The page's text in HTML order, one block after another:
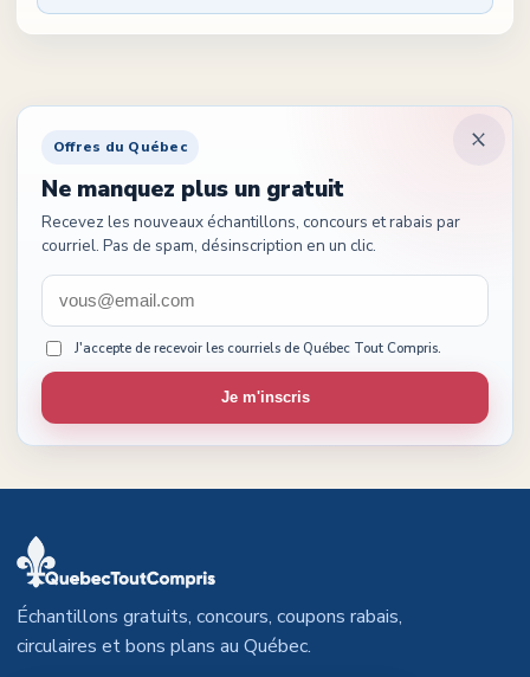
Offres du Québec
Ne manquez plus un gratuit
Recevez les nouveaux échantillons, concours et rabais par
courriel. Pas de spam, désinscription en un clic.
J'accepte de recevoir les courriels de Québec Tout Compris.
Je m'inscris
Échantillons gratuits, concours, coupons rabais,
circulaires et bons plans au Québec.